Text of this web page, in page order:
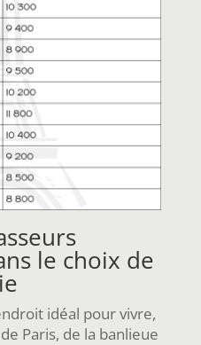
le choix de
idéal pour vivre,
Paris, de la banlieue